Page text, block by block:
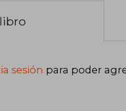
sesión para poder